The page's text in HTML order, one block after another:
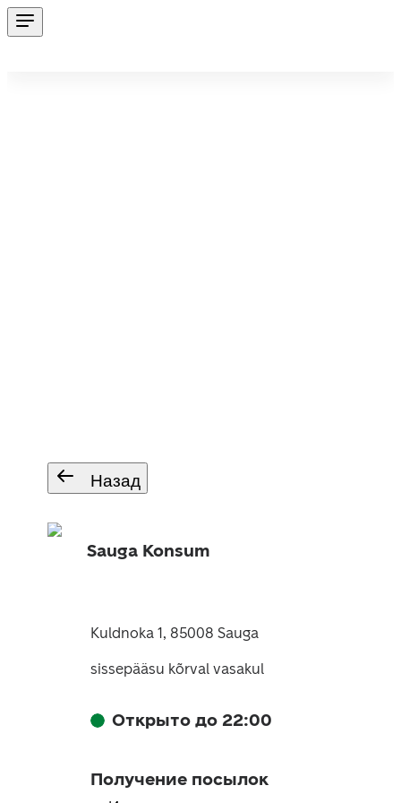
Назад
Sauga Konsum
Kuldnoka 1, 85008 Sauga
sissepääsu kõrval vasakul
Открыто до 22:00
Получение посылок